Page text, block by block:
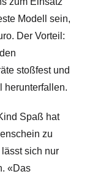
Modell sein,
Der Vorteil:
stoßfest und
herunterfallen.
Spaß hat
zu
sich nur
«Das